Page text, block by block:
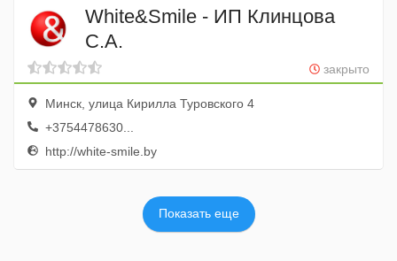
White&Smile - ИП Клинцова
С.А.
закрыто
Минск, улица Кирилла Туровского 4
+3754478630...
http://white-smile.by
Показать еще